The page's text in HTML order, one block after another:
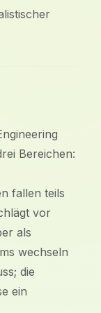
Bereichen:
fallen teils
vor
als
wechseln
die
ein